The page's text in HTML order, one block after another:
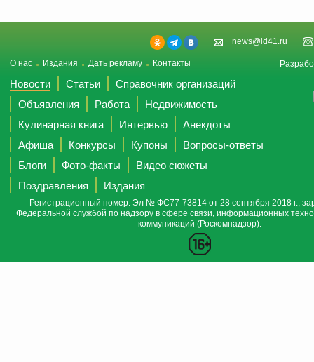
news@id41.ru
О нас Издания Дать рекламу Контакты
Новости Статьи
Справочник организаций
Объявления
Работа
Недвижимость
Кулинарная книга
Интервью
Анекдоты
Афиша
Конкурсы Купоны
Вопросы-ответы
Блоги
Фото-факты
Видео сюжеты
Поздравления
Издания
Регистрационный номер: Эл № ФС77-73814 от 28 сентября 2018 г.,
Федеральной службой по надзору в сфере связи, информационных
коммуникаций (Роскомнадзор).